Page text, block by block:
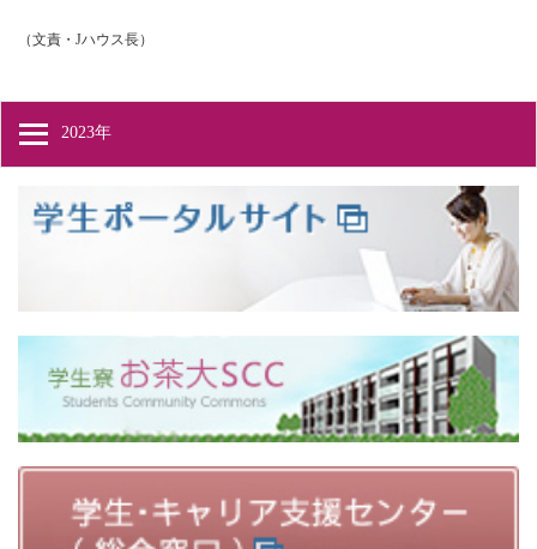
（文責・Jハウス長）
2023年